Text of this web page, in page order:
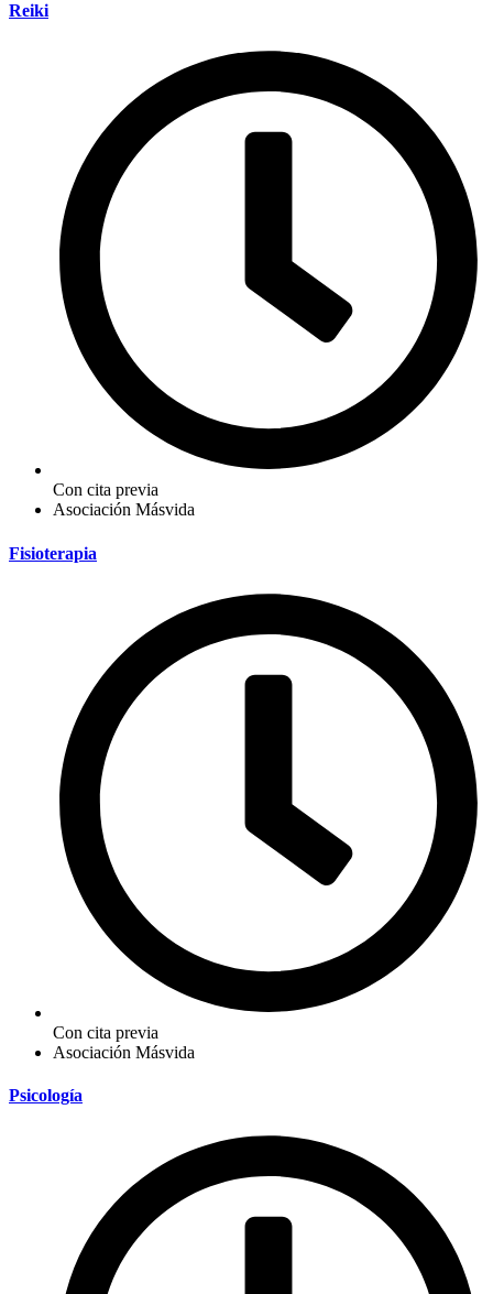
Reiki
Con cita previa
Asociación Másvida
Fisioterapia
Con cita previa
Asociación Másvida
Psicología